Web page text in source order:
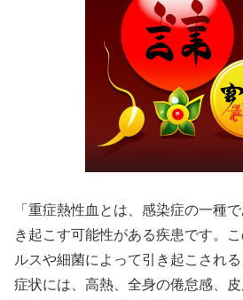
「重症熱性血とは、感染症の一種
き起こす可能性がある疾患です。
ルスや細菌によって引き起こされ
症状には、高熱、全身の倦怠感、